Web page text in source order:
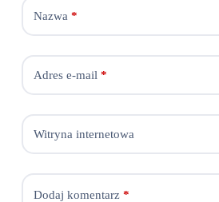
Nazwa *
Adres e-mail *
Witryna internetowa
Dodaj komentarz*